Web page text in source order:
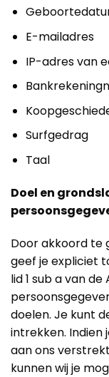
E-mailadres
IP-adres van
Surfgedrag
Taal
Doel en
Door akkoord te
geef je expliciet
lid 1 sub a van
doelen. Je kunt
intrekken. Indien
aan ons
kunnen wij je